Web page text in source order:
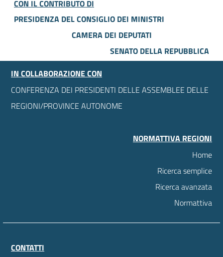
CON IL CONTRIBUTO DI
PRESIDENZA DEL CONSIGLIO DEI MINISTRI
CAMERA DEI DEPUTATI
SENATO DELLA REPUBBLICA
IN COLLABORAZIONE CON
CONFERENZA DEI PRESIDENTI DELLE ASSEMBLEE DELLE
REGIONI/PROVINCE AUTONOME
NORMATTIVA REGIONI
Home
Ricerca semplice
Ricerca avanzata
Normattiva
CONTATTI